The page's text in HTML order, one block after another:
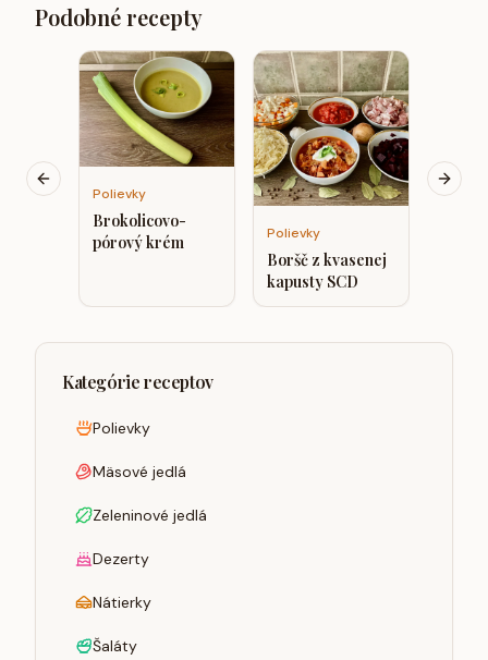
Podobné recepty
Polievky
Brokolicovo-
pórový krém
Polievky
Boršč z kvasenej
kapusty SCD
SCD
Previous slide Next
Kategórie receptov
Polievky
Mäsové jedlá
Zeleninové jedlá
Dezerty
Nátierky
Šaláty